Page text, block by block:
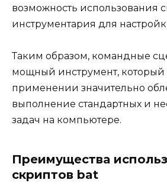
возможность использования
инструментария для
Таким образом, командные
мощный инструмент, который
применении значительно
выполнение стандартных и
задач на компьютере.
Преимущества
скриптов bat